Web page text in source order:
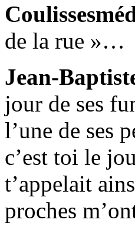
de la rue »…
Jean-
jour de ses
l’une de ses
c’est toi le
t’appelait
proches